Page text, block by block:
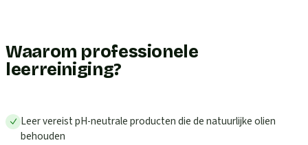
Waarom professionele
leerreiniging?
Leer vereist pH-neutrale producten die de natuurlijke olien
behouden